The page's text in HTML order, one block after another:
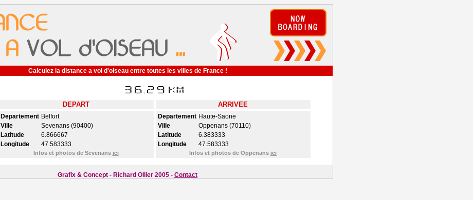
Calculez la distance a vol d'oiseau entre toutes les villes de France !
DEPART ARRIVEE
Departement Belfort
Ville
Sevenans (90400)
Latitude
6.866667
Longitude
47.583333
Infos et photos de Sevenans ici
Departement Haute-Saone
Ville
Oppenans (70110)
Latitude
6.383333
Longitude
47.583333
Infos et photos de Oppenans ici
Grafix & Concept - Richard Ollier 2005 - Contact